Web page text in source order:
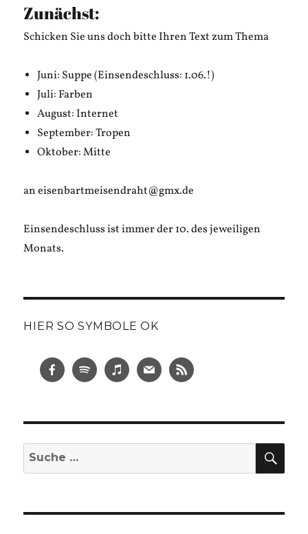
über
den
Zunächst:
Schicken Sie uns doch bitte Ihren Text zum Thema
Juni: Suppe (Einsendeschluss: 1.06.!)
Juli: Farben
August: Internet
September: Tropen
Oktober: Mitte
an eisenbartmeisendraht@gmx.de
Einsendeschluss ist immer der 10. des jeweiligen
Monats.
HIER SO SYMBOLE OK
Suche
nach: